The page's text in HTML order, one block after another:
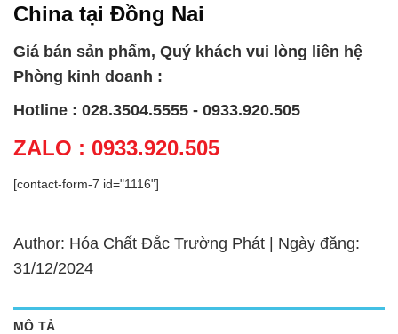
China tại Đồng Nai
Giá bán sản phẩm, Quý khách vui lòng liên hệ
Phòng kinh doanh :
Hotline : 028.3504.5555 - 0933.920.505
ZALO : 0933.920.505
[contact-form-7 id="1116"]
Author: Hóa Chất Đắc Trường Phát | Ngày đăng:
31/12/2024
MÔ TẢ